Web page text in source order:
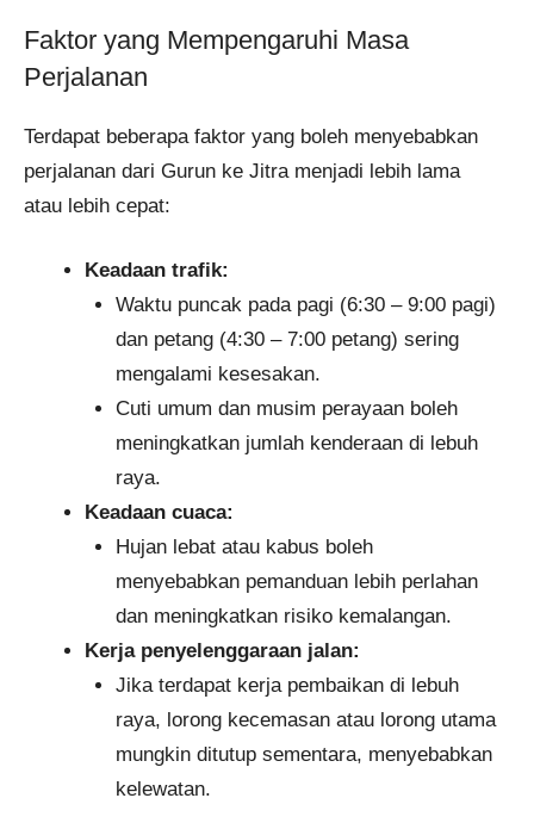
Faktor yang Mempengaruhi Masa
Perjalanan
Terdapat beberapa faktor yang boleh menyebabkan
perjalanan dari Gurun ke Jitra menjadi lebih lama
atau lebih cepat:
Keadaan trafik:
Waktu puncak pada pagi (6:30 – 9:00 pagi)
dan petang (4:30 – 7:00 petang) sering
mengalami kesesakan.
Cuti umum dan musim perayaan boleh
meningkatkan jumlah kenderaan di lebuh
raya.
Keadaan cuaca:
Hujan lebat atau kabus boleh
menyebabkan pemanduan lebih perlahan
dan meningkatkan risiko kemalangan.
Kerja penyelenggaraan jalan:
Jika terdapat kerja pembaikan di lebuh
raya, lorong kecemasan atau lorong utama
mungkin ditutup sementara, menyebabkan
kelewatan.